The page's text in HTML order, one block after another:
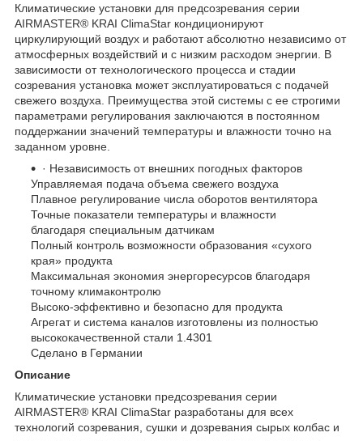
Климатические установки для предсозревания серии
AIRMASTER® KRAI ClimaStar кондиционируют
циркулирующий воздух и работают абсолютно независимо от
атмосферных воздействий и с низким расходом энергии. В
зависимости от технологического процесса и стадии
созревания установка может эксплуатироваться с подачей
свежего воздуха. Преимущества этой системы с ее строгими
параметрами регулирования заключаются в постоянном
поддержании значений температуры и влажности точно на
заданном уровне.
· Независимость от внешних погодных факторов
Управляемая подача объема свежего воздуха
Плавное регулирование числа оборотов вентилятора
Точные показатели температуры и влажности
благодаря специальным датчикам
Полный контроль возможности образования «сухого
края» продукта
Максимальная экономия энергоресурсов благодаря
точному климаконтролю
Высоко-эффективно и безопасно для продукта
Агрегат и система каналов изготовлены из полностью
высококачественной стали 1.4301
Сделано в Германии
Описание
Климатические установки предсозревания серии
AIRMASTER® KRAI ClimaStar разработаны для всех
технологий созревания, сушки и дозревания сырых колбас и